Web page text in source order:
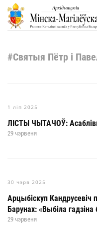
Skip to main content
#Святыя Пётр і
1 ліп 2025
ЛІСТЫ ЧЫТАЧОЎ:
29 чэрвеня
30 чэрв 2025
Арцыбіскуп Кандрусевіч
Барунах: «Выбіла
29 чэрвеня